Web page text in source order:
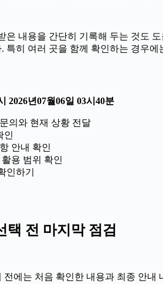
은 내용을 간단히 기록해 두는 것도
특히 여러 곳을 함께 확인하는 경우
2026년07월06일 03시40분
의와 현재 상황 전달
인
안내 확인
용 범위 확인
인하기
택 전 마지막 점검
에는 처음 확인한 내용과 최종 안내